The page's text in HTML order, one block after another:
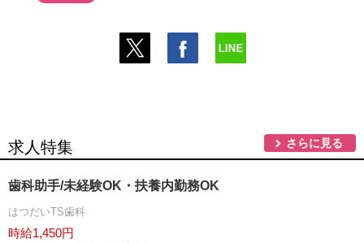
求人特集 さらに見る
歯科助手/未経験OK・扶養内勤務OK
はつだいTS歯科
時給1,450円